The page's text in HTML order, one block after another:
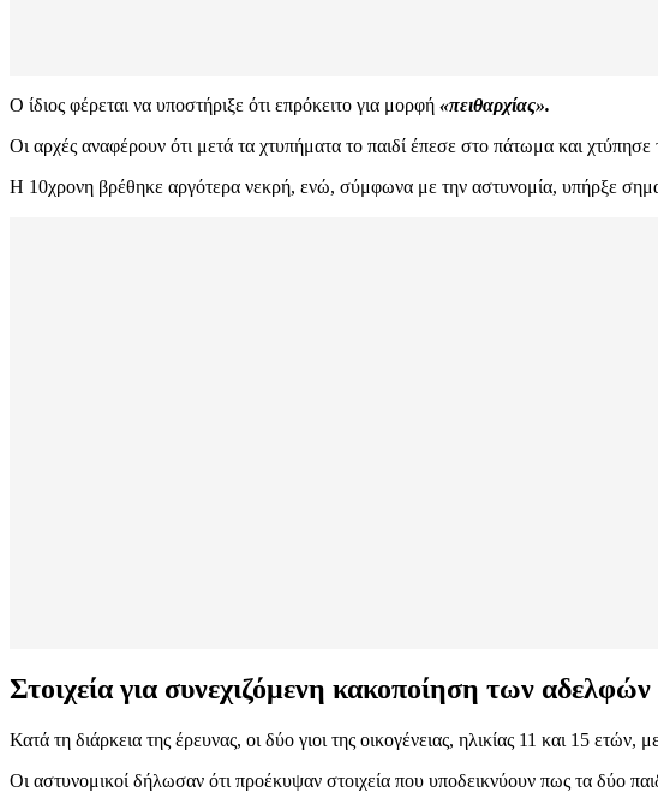
Ο ίδιος φέρεται να υποστήριξε ότι επρόκειτο για μορφή «πειθαρχίας».
Οι αρχές αναφέρουν ότι μετά τα χτυπήματα το παιδί έπεσε στο πάτωμα και
Η 10χρονη βρέθηκε αργότερα νεκρή, ενώ, σύμφωνα με την αστυνομία, υπήρξε
Στοιχεία για συνεχιζόμενη κακοποίηση των αδελφών
Κατά τη διάρκεια της έρευνας, οι δύο γιοι της οικογένειας, ηλικίας 11 και 15 ετών,
Οι αστυνομικοί δήλωσαν ότι προέκυψαν στοιχεία που υποδεικνύουν πως τα δύο